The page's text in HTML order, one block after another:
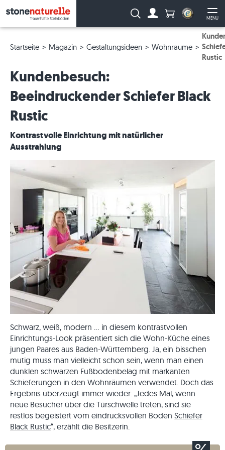
MENU
Suche: Anzahl
Startseite Magazin Gestaltungsideen Wohnraume
Rustic
Kundenbesuch:
Beeindruckender Schiefer Black
Rustic
Kontrastvolle Einrichtung mit natürlicher
Ausstrahlung
Schwarz, weiß, modern … in diesem kontrastvollen
Einrichtungs-Look präsentiert sich die Wohn-Küche eines
jungen Paares aus Baden-Württemberg. Ja, ein bisschen
mutig muss man vielleicht schon sein, wenn man einen
dunklen schwarzen Fußbodenbelag mit markanten
Schieferungen in den Wohnräumen verwendet. Doch das
Ergebnis überzeugt immer wieder: „Jedes Mal, wenn
neue Besucher über die Türschwelle treten, sind sie
restlos begeistert vom eindrucksvollen Boden Schiefer
Black Rustic“, erzählt die Besitzerin.